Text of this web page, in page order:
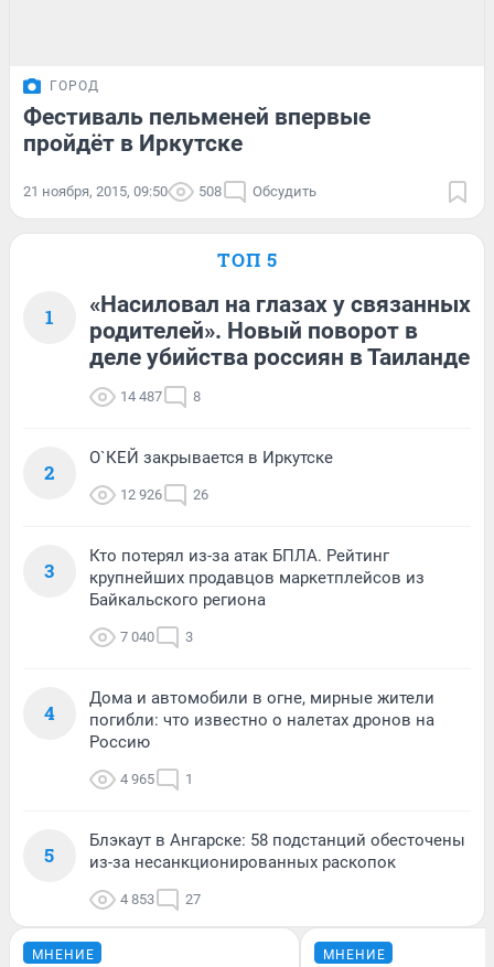
ГОРОД
Фестиваль пельменей впервые
пройдёт в Иркутске
21 ноября, 2015, 09:50 508 Обсудить
ТОП 5
1
«Насиловал на глазах у связанных
родителей». Новый поворот в
деле убийства россиян в Таиланде
14 487 8
2
О`КЕЙ закрывается в Иркутске
12 926 26
3
Кто потерял из-за атак БПЛА. Рейтинг
крупнейших продавцов маркетплейсов из
Байкальского региона
7 040 3
4
Дома и автомобили в огне, мирные жители
погибли: что известно о налетах дронов на
Россию
4 965 1
5
Блэкаут в Ангарске: 58 подстанций обесточены
из-за несанкционированных раскопок
4 853 27
МНЕНИЕ МНЕНИЕ